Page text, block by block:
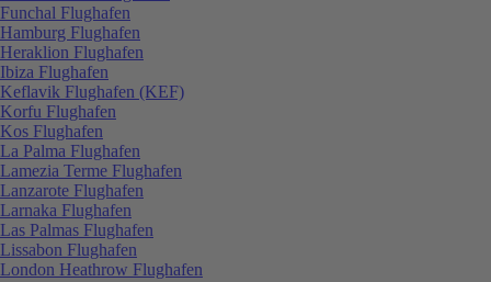
Funchal Flughafen
Hamburg Flughafen
Heraklion Flughafen
Ibiza Flughafen
Keflavik Flughafen (KEF)
Korfu Flughafen
Kos Flughafen
La Palma Flughafen
Lamezia Terme Flughafen
Lanzarote Flughafen
Larnaka Flughafen
Las Palmas Flughafen
Lissabon Flughafen
London Heathrow Flughafen